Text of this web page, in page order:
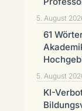
5. August
61
5. August
KI-